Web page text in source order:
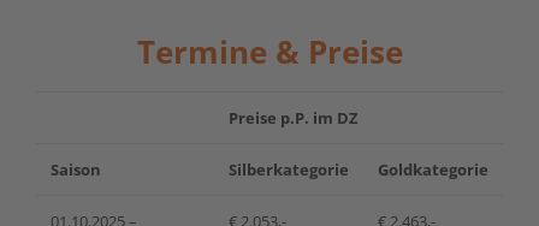
Termine & Preise
Preise p.P. im DZ
Saison Silberkategorie Goldkategorie
01.10.2025 –
€ 2.053,- € 2.463,-